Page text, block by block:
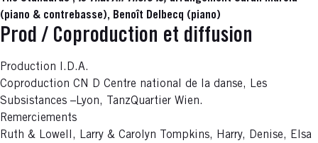
(piano & contrebasse), Benoît Delbecq (piano)
Prod / Coproduction et diffusion
Production I.D.A.
Coproduction CN D Centre national de la danse, Les
Subsistances –Lyon, TanzQuartier Wien.
Remerciements
Ruth & Lowell, Larry & Carolyn Tompkins, Harry, Denise, Elsa